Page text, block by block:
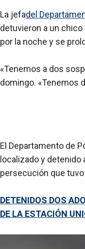
La jefadel
detuvieron a un
por la noche y se
«Tenemos a dos
domingo. «Tenemos
El Departamento de
localizado y
persecución que
DETENIDOS DOS
DE LA ESTACIÓN